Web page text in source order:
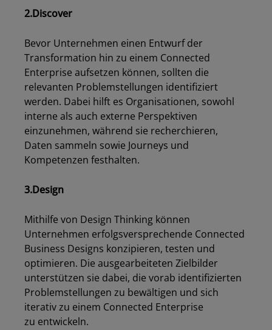
2.Discover
Bevor Unternehmen einen Entwurf der
Transformation hin zu einem Connected
Enterprise aufsetzen können, sollten die
relevanten Problemstellungen identifiziert
werden. Dabei hilft es Organisationen, sowohl
interne als auch externe Perspektiven
einzunehmen, während sie recherchieren,
Daten sammeln sowie Journeys und
Kompetenzen festhalten.
3.Design
Mithilfe von Design Thinking können
Unternehmen erfolgsversprechende Connected
Business Designs konzipieren, testen und
optimieren. Die ausgearbeiteten Zielbilder
unterstützen sie dabei, die vorab identifizierten
Problemstellungen zu bewältigen und sich
iterativ zu einem Connected Enterprise
zu entwickeln.